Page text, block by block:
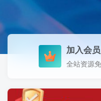
加入会员
全站资源